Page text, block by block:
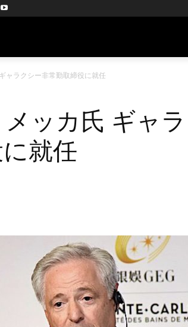
ャラクシー非常勤取締役に就任
ッカ氏 ギャ
就任